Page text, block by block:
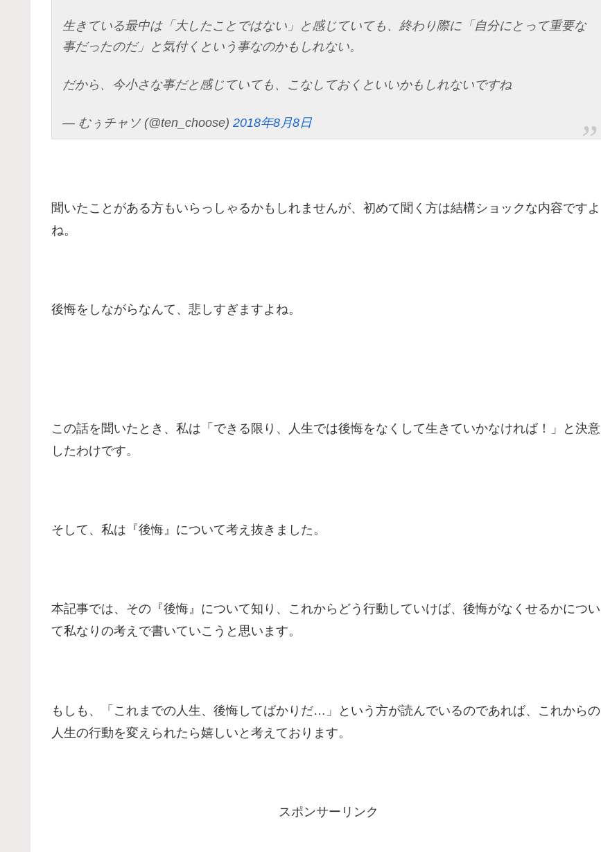
生きている最中は「大したことではない」と感じていても、終わり際に「自分にとって重要な
事だったのだ」と気付くという事なのかもしれない。
だから、今小さな事だと感じていても、こなしておくといいかもしれないですね
— むぅチャソ (@ten_choose) 2018年8月8日
聞いたことがある方もいらっしゃるかもしれませんが、初めて聞く方は結構ショックな内容ですよ
ね。
後悔をしながらなんて、悲しすぎますよね。
この話を聞いたとき、私は「できる限り、人生では後悔をなくして生きていかなければ！」と決意
したわけです。
そして、私は『後悔』について考え抜きました。
本記事では、その『後悔』について知り、これからどう行動していけば、後悔がなくせるかについ
て私なりの考えで書いていこうと思います。
もしも、「これまでの人生、後悔してばかりだ…」という方が読んでいるのであれば、これからの
人生の行動を変えられたら嬉しいと考えております。
スポンサーリンク